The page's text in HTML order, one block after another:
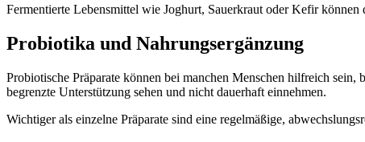
Fermentierte Lebensmittel wie Joghurt, Sauerkraut oder Kefir
Probiotika und Nahrungsergänzung
Probiotische Präparate können bei manchen Menschen hilfreich
begrenzte Unterstützung sehen und nicht dauerhaft einnehmen.
Wichtiger als einzelne Präparate sind eine regelmäßige,